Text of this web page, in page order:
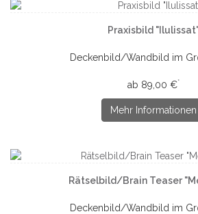
Praxisbild
Deckenbild/Wandbild im
ab 89,00 €*
Mehr Informationen
Rätselbild/Brain Teaser
Deckenbild/Wandbild im